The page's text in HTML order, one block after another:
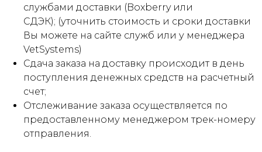
службами доставки (Boxberry или
СДЭК); (уточнить стоимость и сроки доставки
Вы можете на сайте служб или у менеджера
VetSystems)
Сдача заказа на доставку происходит в день
поступления денежных средств на расчетный
счет;
Отслеживание заказа осуществляется по
предоставленному менеджером трек-номеру
отправления.